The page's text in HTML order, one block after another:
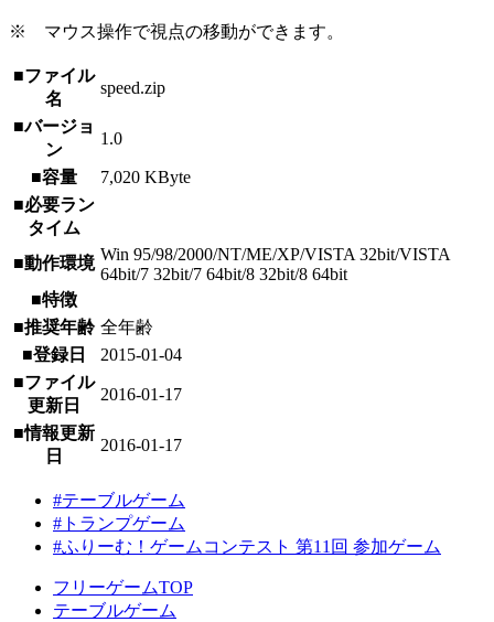
※ マウス操作で視点の移動ができます。
■ファイル
名
speed.zip
■バージョ
ン
1.0
■容量
7,020 KByte
■必要ラン
タイム
■動作環境 Win 95/98/2000/NT/ME/XP/VISTA 32bit/VISTA
64bit/7 32bit/7 64bit/8 32bit/8 64bit
■特徴
■推奨年齢 全年齢
■登録日
2015-01-04
■ファイル
更新日
2016-01-17
■情報更新
日
2016-01-17
#テーブルゲーム
#トランプゲーム
#ふりーむ！ゲームコンテスト 第11回 参加ゲーム
フリーゲームTOP
テーブルゲーム